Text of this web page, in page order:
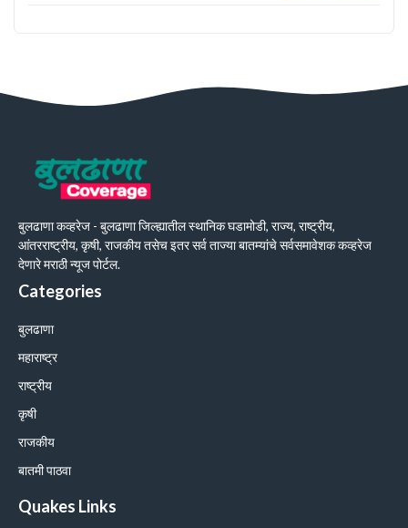
बुलढाणा कव्हरेज - बुलढाणा जिल्ह्यातील स्थानिक घडामोडी, राज्य, राष्ट्रीय,
आंतरराष्ट्रीय, कृषी, राजकीय तसेच इतर सर्व ताज्या बातम्यांचे सर्वसमावेशक कव्हरेज
देणारे मराठी न्यूज पोर्टल.
Categories
बुलढाणा
महाराष्ट्र
राष्ट्रीय
कृषी
राजकीय
बातमी पाठवा
Quakes Links